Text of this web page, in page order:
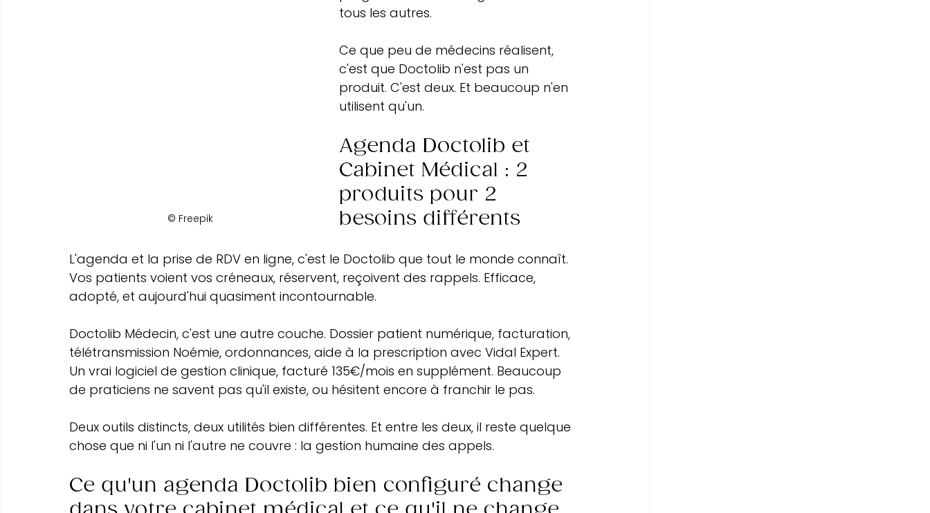
© Freepik
tous les autres.
Ce que peu de médecins réalisent,
c'est que Doctolib n'est pas un
produit. C'est deux. Et beaucoup n'en
utilisent qu'un.
Agenda Doctolib et
Cabinet Médical : 2
produits pour 2
besoins différents
L'agenda et la prise de RDV en ligne, c'est le Doctolib que tout le monde connaît.
Vos patients voient vos créneaux, réservent, reçoivent des rappels. Efficace,
adopté, et aujourd'hui quasiment incontournable.
Doctolib Médecin, c'est une autre couche. Dossier patient numérique, facturation,
télétransmission Noémie, ordonnances, aide à la prescription avec Vidal Expert.
Un vrai logiciel de gestion clinique, facturé 135€/mois en supplément. Beaucoup
de praticiens ne savent pas qu'il existe, ou hésitent encore à franchir le pas.
Deux outils distincts, deux utilités bien différentes. Et entre les deux, il reste quelque
chose que ni l'un ni l'autre ne couvre : la gestion humaine des appels.
Ce qu'un agenda Doctolib bien configuré change